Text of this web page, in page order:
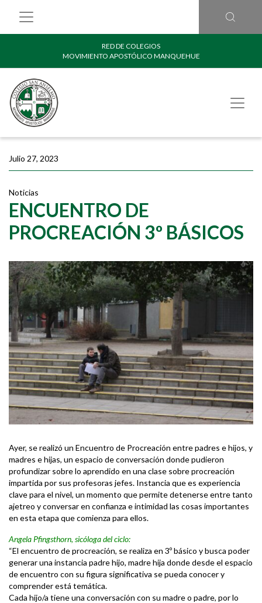
RED DE COLEGIOS
MOVIMIENTO APOSTÓLICO MANQUEHUE
Julio 27, 2023
Noticias
ENCUENTRO DE
PROCREACIÓN 3º BÁSICOS
Ayer, se realizó un Encuentro de Procreación entre padres e hijos, y
madres e hijas, un espacio de conversación donde pudieron
profundizar sobre lo aprendido en una clase sobre procreación
impartida por sus profesoras jefes. Instancia que es experiencia
clave para el nivel, un momento que permite detenerse entre tanto
ajetreo y conversar en confianza e intimidad las cosas importantes
en esta etapa que comienza para ellos.
Angela Pfingsthorn, sicóloga del ciclo:
“El encuentro de procreación, se realiza en 3º básico y busca poder
generar una instancia padre hijo, madre hija donde desde el espacio
de encuentro con su figura significativa se pueda conocer y
comprender está temática.
Cada hijo/a tiene una conversación con su madre o padre, por lo